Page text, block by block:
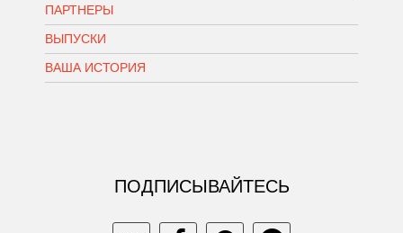
ПАРТНЕРЫ
ВЫПУСКИ
ВАША ИСТОРИЯ
ПОДПИСЫВАЙТЕСЬ